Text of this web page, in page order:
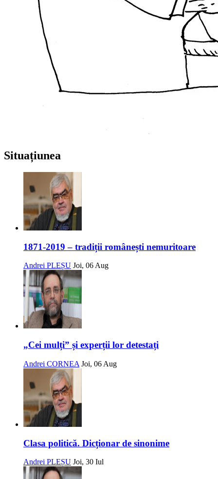
Situațiunea
1871-2019 – tradiții românești nemuritoare
Andrei PLEȘU Joi, 06 Aug
„Cei mulți” și experții lor detestați
Andrei CORNEA Joi, 06 Aug
Clasa politică. Dicționar de sinonime
Andrei PLEȘU Joi, 30 Iul